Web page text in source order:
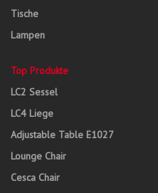
Tische
Lampen
Top Produkte
LC2 Sessel
LC4 Liege
Adjustable Table E1027
Lounge Chair
Cesca Chair